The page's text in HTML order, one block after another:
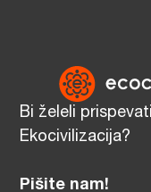
Bi želeli
Ekocivilizacija?
Pišite nam!